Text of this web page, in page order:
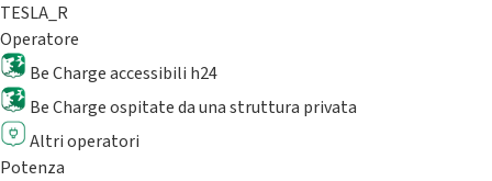
TESLA_R
Operatore
Be Charge accessibili h24
Be Charge ospitate da una struttura privata
Altri operatori
Potenza